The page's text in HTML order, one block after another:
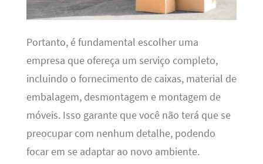
Portanto, é fundamental escolher uma
empresa que ofereça um serviço completo,
incluindo o fornecimento de caixas, material de
embalagem, desmontagem e montagem de
móveis. Isso garante que você não terá que se
preocupar com nenhum detalhe, podendo
focar em se adaptar ao novo ambiente.